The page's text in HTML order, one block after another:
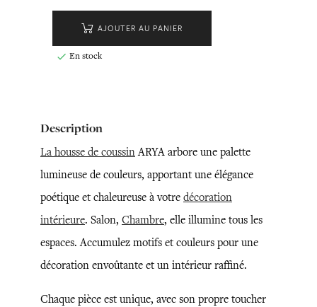
AJOUTER AU PANIER
 En stock
Description
La housse de coussinARYA arbore une palette
lumineuse de couleurs, apportant une élégance
poétique et chaleureuse à votre décoration
intérieure. Salon, Chambre, elle illumine tous les
espaces. Accumulez motifs et couleurs pour une
décoration envoûtante et un intérieur raffiné.
Chaque pièce est unique, avec son propre toucher